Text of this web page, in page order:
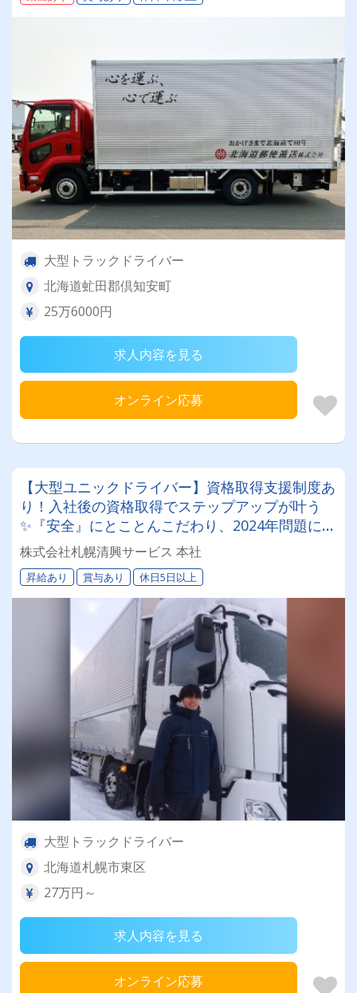
大型トラックドライバー
北海道虻田郡倶知安町
25万6000円
求人内容を見る
オンライン応募
【大型ユニックドライバー】資格取得支援制度あ
り！入社後の資格取得でステップアップが叶う
✨『安全』にとことんこだわり、2024年問題にも
徹底対応しています。
株式会社札幌清興サービス 本社
昇給あり 賞与あり 休日5日以上
大型トラックドライバー
北海道札幌市東区
27万円～
求人内容を見る
オンライン応募